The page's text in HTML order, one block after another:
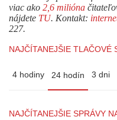
viac ako 2,6 milióna
nájdete TU. Kontakt:
227.
NAJČÍTANEJŠIE TLAČOVÉ
4 hodiny 24 hodín 3 dni
NAJČÍTANEJŠIE SPRÁVY